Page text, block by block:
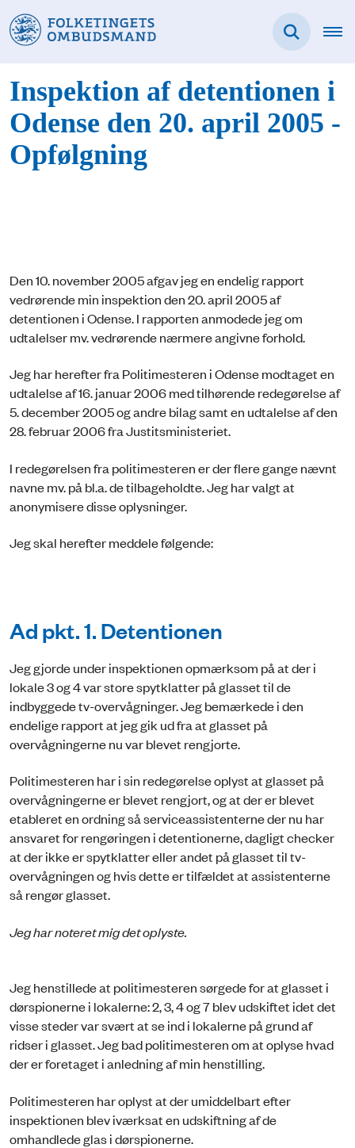
Inspektion af detentionen i
Odense den 20. april 2005 -
Opfølgning
Den 10. november 2005 afgav jeg en endelig rapport
vedrørende min inspektion den 20. april 2005 af
detentionen i Odense. I rapporten anmodede jeg om
udtalelser mv. vedrørende nærmere angivne forhold.
Jeg har herefter fra Politimesteren i Odense modtaget en
udtalelse af 16. januar 2006 med tilhørende redegørelse af
5. december 2005 og andre bilag samt en udtalelse af den
28. februar 2006 fra Justitsministeriet.
I redegørelsen fra politimesteren er der flere gange nævnt
navne mv. på bl.a. de tilbageholdte. Jeg har valgt at
anonymisere disse oplysninger.
Jeg skal herefter meddele følgende:
Ad pkt. 1. Detentionen
Jeg gjorde under inspektionen opmærksom på at der i
lokale 3 og 4 var store spytklatter på glasset til de
indbyggede tv-overvågninger. Jeg bemærkede i den
endelige rapport at jeg gik ud fra at glasset på
overvågningerne nu var blevet rengjorte.
Politimesteren har i sin redegørelse oplyst at glasset på
overvågningerne er blevet rengjort, og at der er blevet
etableret en ordning så serviceassistenterne der nu har
ansvaret for rengøringen i detentionerne, dagligt checker
at der ikke er spytklatter eller andet på glasset til tv-
overvågningen og hvis dette er tilfældet at assistenterne
så rengør glasset.
Jeg har noteret mig det oplyste.
Jeg henstillede at politimesteren sørgede for at glasset i
dørspionerne i lokalerne: 2, 3, 4 og 7 blev udskiftet idet det
visse steder var svært at se ind i lokalerne på grund af
ridser i glasset. Jeg bad politimesteren om at oplyse hvad
der er foretaget i anledning af min henstilling.
Politimesteren har oplyst at der umiddelbart efter
inspektionen blev iværksat en udskiftning af de
omhandlede glas i dørspionerne.